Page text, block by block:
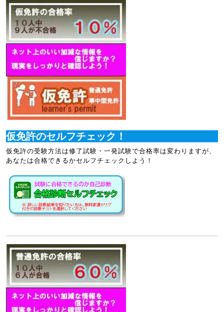
仮免許のセルフチェック！
仮免許の受験方法は修了試験・一発試験で合格率は変わりますが、
あなたは合格できるかセルフチェックしよう！